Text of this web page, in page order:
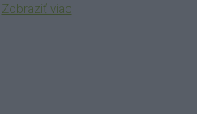
Zobraziť viac